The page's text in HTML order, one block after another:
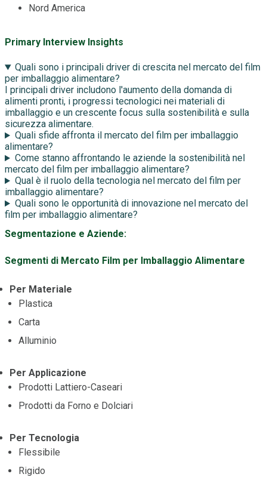
Nord America
Primary Interview Insights
Quali sono i principali driver di crescita nel mercato del film
per imballaggio alimentare?
I principali driver includono l'aumento della domanda di
alimenti pronti, i progressi tecnologici nei materiali di
imballaggio e un crescente focus sulla sostenibilità e sulla
sicurezza alimentare.
Quali sfide affronta il mercato del film per imballaggio
alimentare?
Come stanno affrontando le aziende la sostenibilità nel
mercato del film per imballaggio alimentare?
Qual è il ruolo della tecnologia nel mercato del film per
imballaggio alimentare?
Quali sono le opportunità di innovazione nel mercato del
film per imballaggio alimentare?
Segmentazione e Aziende:
Segmenti di Mercato Film per Imballaggio Alimentare
Per Materiale
Plastica
Carta
Alluminio
Per Applicazione
Prodotti Lattiero-Caseari
Prodotti da Forno e Dolciari
Per Tecnologia
Flessibile
Rigido